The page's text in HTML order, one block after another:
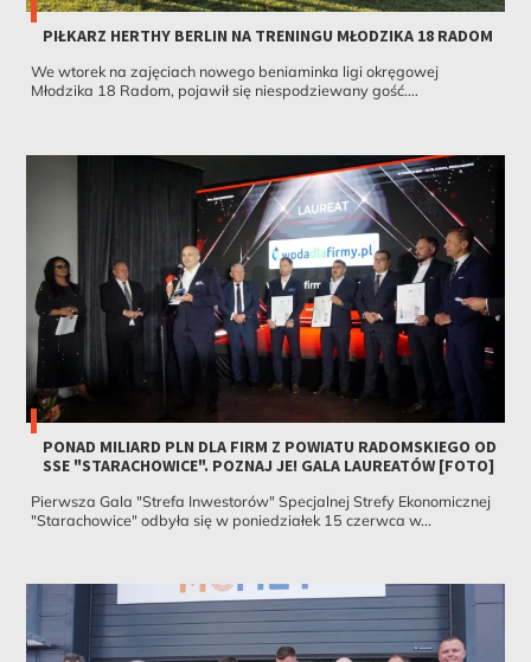
PIŁKARZ HERTHY BERLIN NA TRENINGU MŁODZIKA 18 RADOM
We wtorek na zajęciach nowego beniaminka ligi okręgowej
Młodzika 18 Radom, pojawił się niespodziewany gość....
PONAD MILIARD PLN DLA FIRM Z POWIATU RADOMSKIEGO OD
SSE "STARACHOWICE". POZNAJ JE! GALA LAUREATÓW [FOTO]
Pierwsza Gala "Strefa Inwestorów" Specjalnej Strefy Ekonomicznej
"Starachowice" odbyła się w poniedziałek 15 czerwca w...